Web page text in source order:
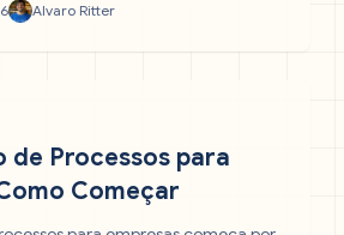
Alvaro Ritter
de Processos para
Começar